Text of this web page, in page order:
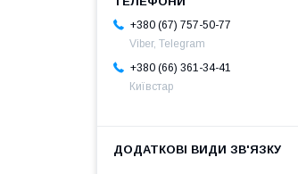
+380 (67) 757-50-77
Viber, Telegram
+380 (66) 361-34-41
Київстар